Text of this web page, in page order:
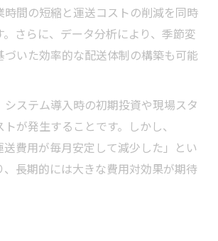
時間の短縮と運送コストの削減を同時
。さらに、データ分析により、季節変
いた効率的な配送体制の構築も可能
システム導入時の初期投資や現場スタ
が発生することです。しかし、
送費用が毎月安定して減少した」とい
、長期的には大きな費用対効果が期待